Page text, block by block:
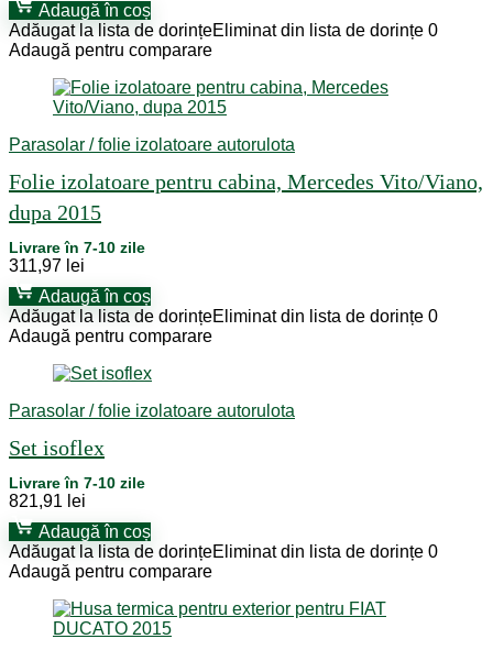
Adaugă în coș
Adăugat la lista de dorințeEliminat din lista de dorințe 0
Adaugă pentru comparare
Parasolar / folie izolatoare autorulota
Folie izolatoare pentru cabina, Mercedes Vito/Viano,
dupa 2015
Livrare în 7-10 zile
311,97 lei
Adaugă în coș
Adăugat la lista de dorințeEliminat din lista de dorințe 0
Adaugă pentru comparare
Parasolar / folie izolatoare autorulota
Set isoflex
Livrare în 7-10 zile
821,91 lei
Adaugă în coș
Adăugat la lista de dorințeEliminat din lista de dorințe 0
Adaugă pentru comparare